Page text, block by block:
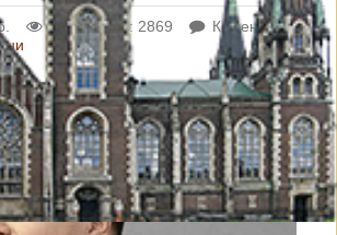
Переглядів: 2869
Коментарі: 0